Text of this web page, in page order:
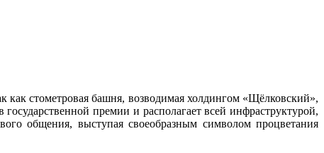
стометровая башня, возводимая холдингом «Щёлковский»,
премии и располагает всей инфраструктурой,
общения, выступая своеобразным символом процветания